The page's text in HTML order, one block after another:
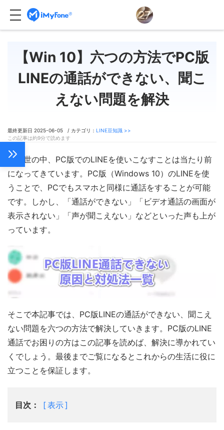
【Win 10】六つの方法でPC版
LINEの通話ができない、聞こ
えない問題を解決
最終更新日 2025-06-05 / カテゴリ： LINE豆知識 >>
この記事は約9分で読めます
今の世の中、PC版でのLINEを使いこなすことは当たり前
になってきています。PC版（Windows 10）のLINEを使
うことで、PCでもスマホと同様に通話をすることが可能
です。しかし、「通話ができない」「ビデオ通話の画面が
表示されない」「声が聞こえない」などといった声も上が
っています。
そこで本記事では、PC版LINEの通話ができない、聞こえ
ない問題を六つの方法で解決していきます。PC版のLINE
通話でお困りの方はこの記事を読めば、解決に導かれてい
くでしょう。最後までご覧になるとこれからの生活に役に
立つことを保証します。
目次： 表示